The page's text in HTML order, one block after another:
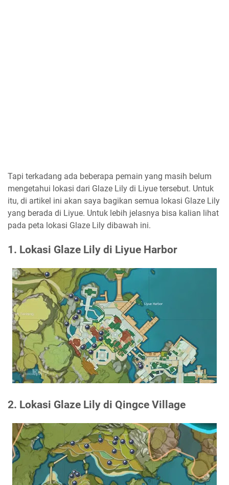
Tapi terkadang ada beberapa pemain yang masih belum
mengetahui lokasi dari Glaze Lily di Liyue tersebut. Untuk
itu, di artikel ini akan saya bagikan semua lokasi Glaze Lily
yang berada di Liyue. Untuk lebih jelasnya bisa kalian lihat
pada peta lokasi Glaze Lily dibawah ini.
1. Lokasi Glaze Lily di Liyue Harbor
2. Lokasi Glaze Lily di Qingce Village